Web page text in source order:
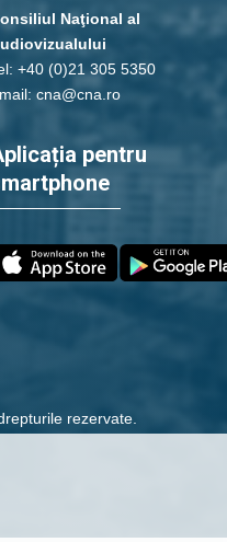
Naţional al
+40 (0)21 305 5350
cna@cna.ro
pentru
rezervate.